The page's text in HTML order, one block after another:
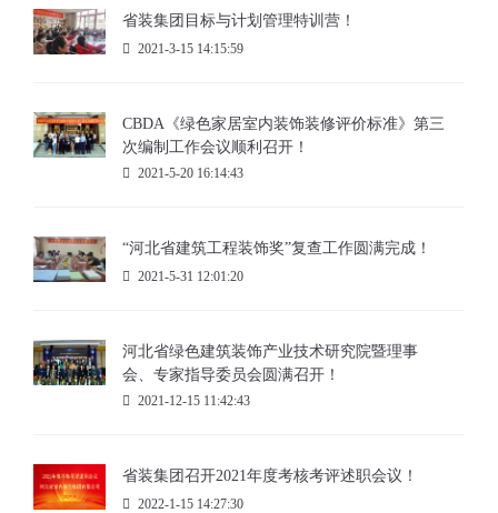
省装集团目标与计划管理特训营！
2021-3-15 14:15:59
CBDA《绿色家居室内装饰装修评价标准》第三
次编制工作会议顺利召开！
2021-5-20 16:14:43
“河北省建筑工程装饰奖”复查工作圆满完成！
2021-5-31 12:01:20
河北省绿色建筑装饰产业技术研究院暨理事
会、专家指导委员会圆满召开！
2021-12-15 11:42:43
省装集团召开2021年度考核考评述职会议！
2022-1-15 14:27:30